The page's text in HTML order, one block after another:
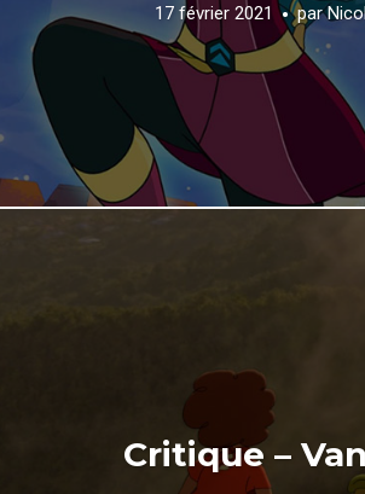
17 février 2021 par
Critique –